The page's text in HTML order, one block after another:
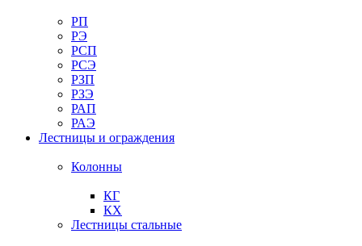
РП
РЭ
РСП
РСЭ
РЗП
РЗЭ
РАП
РАЭ
Лестницы и ограждения
Колонны
КГ
КХ
Лестницы стальные